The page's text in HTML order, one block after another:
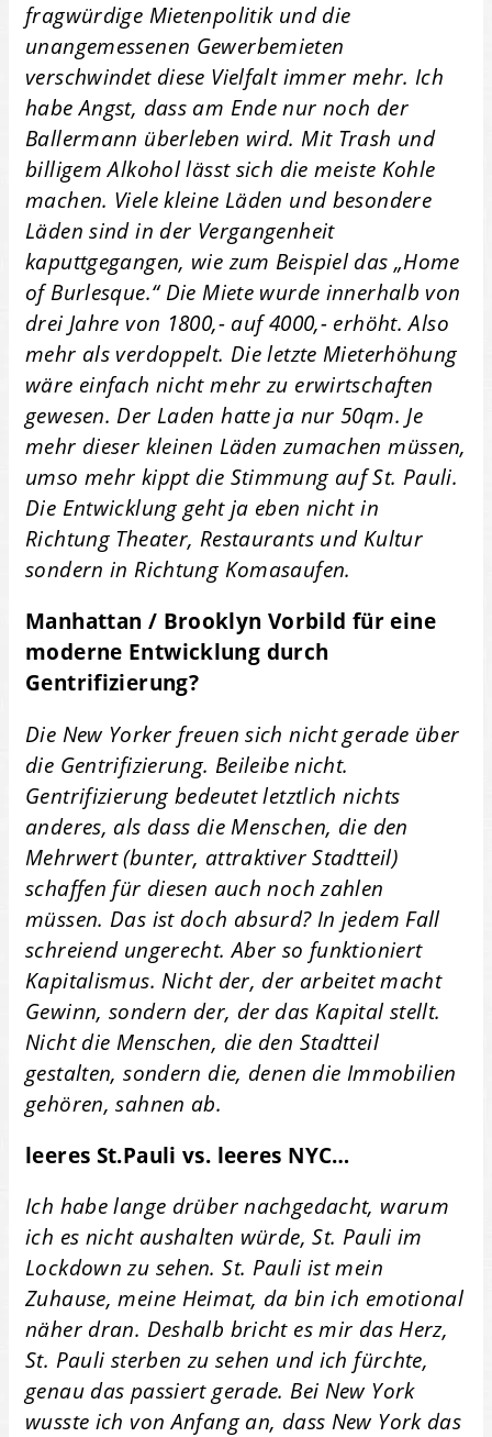
fragwürdige Mietenpolitik und die
unangemessenen Gewerbemieten
verschwindet diese Vielfalt immer mehr. Ich
habe Angst, dass am Ende nur noch der
Ballermann überleben wird. Mit Trash und
billigem Alkohol lässt sich die meiste Kohle
machen. Viele kleine Läden und besondere
Läden sind in der Vergangenheit
kaputtgegangen, wie zum Beispiel das „Home
of Burlesque.“ Die Miete wurde innerhalb von
drei Jahre von 1800,- auf 4000,- erhöht. Also
mehr als verdoppelt. Die letzte Mieterhöhung
wäre einfach nicht mehr zu erwirtschaften
gewesen. Der Laden hatte ja nur 50qm. Je
mehr dieser kleinen Läden zumachen müssen,
umso mehr kippt die Stimmung auf St. Pauli.
Die Entwicklung geht ja eben nicht in
Richtung Theater, Restaurants und Kultur
sondern in Richtung Komasaufen.
Manhattan / Brooklyn Vorbild für eine
moderne Entwicklung durch
Gentrifizierung?
Die New Yorker freuen sich nicht gerade über
die Gentrifizierung. Beileibe nicht.
Gentrifizierung bedeutet letztlich nichts
anderes, als dass die Menschen, die den
Mehrwert (bunter, attraktiver Stadtteil)
schaffen für diesen auch noch zahlen
müssen. Das ist doch absurd? In jedem Fall
schreiend ungerecht. Aber so funktioniert
Kapitalismus. Nicht der, der arbeitet macht
Gewinn, sondern der, der das Kapital stellt.
Nicht die Menschen, die den Stadtteil
gestalten, sondern die, denen die Immobilien
gehören, sahnen ab.
leeres St.Pauli vs. leeres NYC…
Ich habe lange drüber nachgedacht, warum
ich es nicht aushalten würde, St. Pauli im
Lockdown zu sehen. St. Pauli ist mein
Zuhause, meine Heimat, da bin ich emotional
näher dran. Deshalb bricht es mir das Herz,
St. Pauli sterben zu sehen und ich fürchte,
genau das passiert gerade. Bei New York
wusste ich von Anfang an, dass New York das